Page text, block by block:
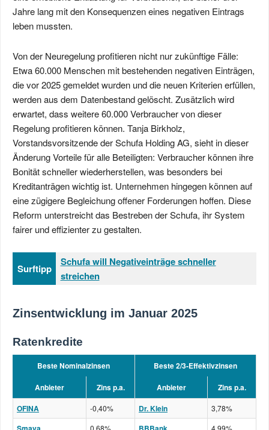
Jahre lang mit den Konsequenzen eines negativen Eintrags
leben mussten.
Von der Neuregelung profitieren nicht nur zukünftige Fälle:
Etwa 60.000 Menschen mit bestehenden negativen Einträgen,
die vor 2025 gemeldet wurden und die neuen Kriterien erfüllen,
werden aus dem Datenbestand gelöscht. Zusätzlich wird
erwartet, dass weitere 60.000 Verbraucher von dieser
Regelung profitieren können. Tanja Birkholz,
Vorstandsvorsitzende der Schufa Holding AG, sieht in dieser
Änderung Vorteile für alle Beteiligten: Verbraucher können ihre
Bonität schneller wiederherstellen, was besonders bei
Kreditanträgen wichtig ist. Unternehmen hingegen können auf
eine zügigere Begleichung offener Forderungen hoffen. Diese
Reform unterstreicht das Bestreben der Schufa, ihr System
fairer und effizienter zu gestalten.
Surftipp
Schufa will Negativeinträge schneller
streichen
Zinsentwicklung im Januar 2025
Ratenkredite
Beste Nominalzinsen
Beste 2/3-Effektivzinsen
Anbieter
Zins p.a. Anbieter
Zins p.a.
OFINA
-0,40% Dr. Klein 3,78%
0,68% 4,99%